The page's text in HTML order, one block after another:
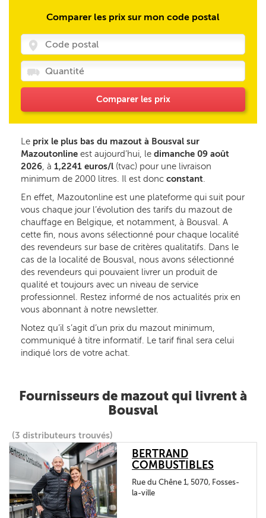
Comparer les prix sur mon code postal
Comparer les prix
Le prix le plus bas du mazout à Bousval sur
Mazoutonline est aujourd’hui, le dimanche 09 août
2026, à 1,2241 euros/l (tvac) pour une livraison
minimum de 2000 litres. Il est donc constant.
En effet, Mazoutonline est une plateforme qui suit pour
vous chaque jour l’évolution des tarifs du mazout de
chauffage en Belgique, et notamment, à Bousval. A
cette fin, nous avons sélectionné pour chaque localité
des revendeurs sur base de critères qualitatifs. Dans le
cas de la localité de Bousval, nous avons sélectionné
des revendeurs qui pouvaient livrer un produit de
qualité et toujours avec un niveau de service
professionnel. Restez informé de nos actualités prix en
vous abonnant à notre newsletter.
Notez qu’il s’agit d’un prix du mazout minimum,
communiqué à titre informatif. Le tarif final sera celui
indiqué lors de votre achat.
Fournisseurs de mazout qui livrent à
Bousval
(3 distributeurs trouvés)
BERTRAND
COMBUSTIBLES
Rue du Chêne 1, 5070, Fosses-
la-ville